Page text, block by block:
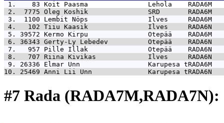
1.    83 Koit Paasma               Lehola    RADA6M
2.  7775 Oleg Koshik               SRD       RADA6M
3.  1100 Lembit Nöps               Ilves     RADA6M
4.   102 Tiiu Kaasik               Ilves     RADA6N
5. 39572 Kermo Kirpu               Otepää    RADA6M
6. 36343 Gerty-Ly Lebedev          Otepää    RADA6N
7.   957 Pille Illak               Otepää    RADA6N
8.   707 Riina Kivikas             Ilves     RADA6N
9. 26336 Elmar Unn                 Karupesa tRADA6M
10. 25469 Anni Lii Unn              Karupesa tRADA6N
#7 Rada